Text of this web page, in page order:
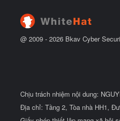
@ 2009 - 2026 Bkav Cyber
Chịu trách nhiệm nội dung:
Địa chỉ: Tầng 2, Tòa nhà HH1,